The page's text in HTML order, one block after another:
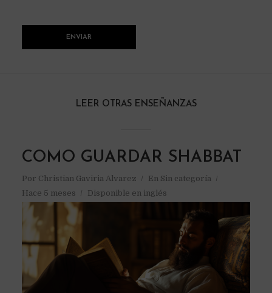
LEER OTRAS ENSEÑANZAS
COMO GUARDAR SHABBAT
Por Christian Gaviria Alvarez En Sin categoría
Hace 5 meses
Disponible en inglés